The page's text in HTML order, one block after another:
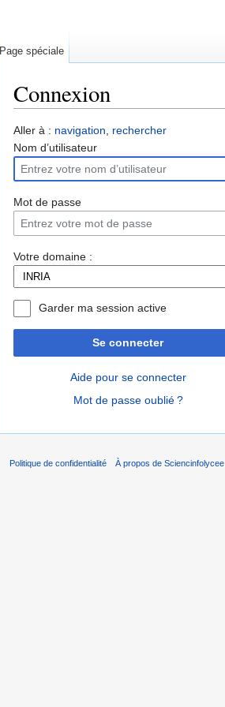
Connexion
Aller à : navigation, rechercher
Nom d’utilisateur
Mot de passe
Votre domaine :
Garder ma session active
Se connecter
Aide pour se connecter
Mot de passe oublié ?
Page spéciale
Politique de confidentialité À propos de Sciencinfolycee